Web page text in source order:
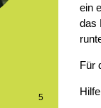
5
ein
das
Für